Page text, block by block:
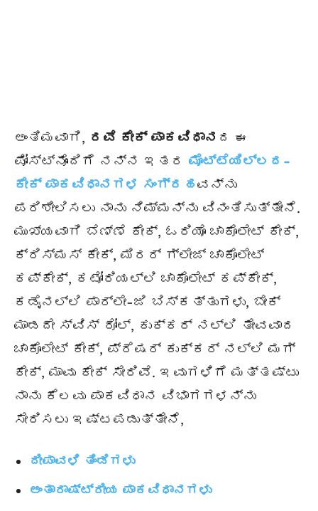
ಅಂತಿಮವಾಗಿ, ರವೆ ಕೇಕ್ ಪಾಕವಿಧಾನ ದ ಈ
ಪೋಸ್ಟ್ನೊಂದಿಗೆ ನನ್ನ ಇತರ ಮೊಟ್ಟೆಯಿಲ್ಲದ-
ಕೇಕ್ ಪಾಕವಿಧಾನಗಳ ಸಂಗ್ರಹವನ್ನು
ಪರಿಶೀಲಿಸಲು ನಾನು ನಿಮ್ಮನ್ನು ವಿನಂತಿಸುತ್ತೇನೆ.
ಮುಖ್ಯವಾಗಿ ಬೆಣ್ಣೆ ಕೇಕ್, ಓರಿಯೊ ಚಾಕೊಲೇಟ್ ಕೇಕ್,
ಕ್ರಿಸ್ಮಸ್ ಕೇಕ್, ಮಿರರ್ ಗ್ಲೇಜ್ ಚಾಕೊಲೇಟ್
ಕಪ್ಕೇಕ್, ಕಟೋರಿಯಲ್ಲಿ ಚಾಕೊಲೇಟ್ ಕಪ್ಕೇಕ್,
ಕಡೈನಲ್ಲಿ ಪಾರ್ಲೇ-ಜಿ ಬಿಸ್ಕತ್ತುಗಳು, ಬೇಕ್
ಮಾಡದೇ ಸ್ವಿಸ್ ರೋಲ್, ಕುಕ್ಕರ್ ನಲ್ಲಿ ತೇವವಾದ
ಚಾಕೊಲೇಟ್ ಕೇಕ್, ಪ್ರೆಷರ್ ಕುಕ್ಕರ್ ನಲ್ಲಿ ಮಗ್
ಕೇಕ್, ಮಾವು ಕೇಕ್ ಸೇರಿವೆ. ಇವುಗಳಿಗೆ ಮತ್ತಷ್ಟು
ನಾನು ಕೆಲವು ಪಾಕವಿಧಾನ ವಿಭಾಗಗಳನ್ನು
ಸೇರಿಸಲು ಇಷ್ಟಪಡುತ್ತೇನೆ,
ದೀಪಾವಳಿ ತಿಂಡಿಗಳು
ಅಂತಾರಾಷ್ಟ್ರೀಯ ಪಾಕವಿಧಾನಗಳು